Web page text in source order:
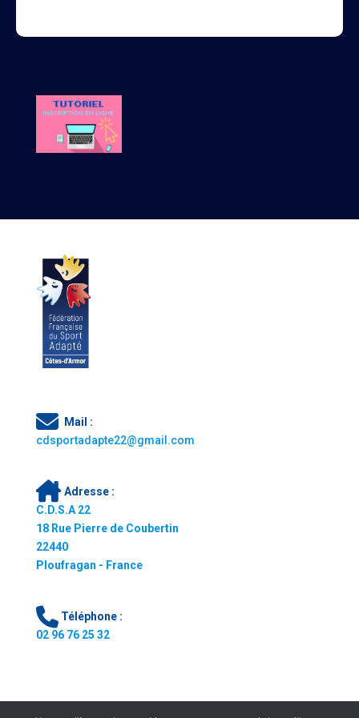
Mail :
cdsportadapte22@gmail.com
Adresse :
C.D.S.A 22
18 Rue Pierre de Coubertin
22440
Ploufragan - France
Téléphone :
02 96 76 25 32